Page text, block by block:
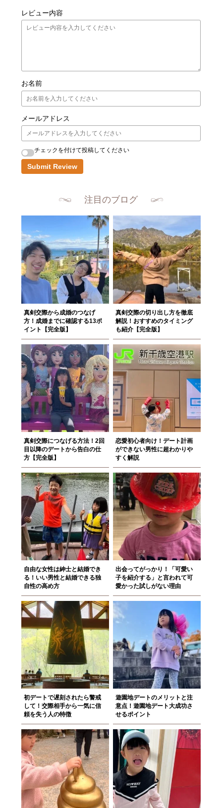
レビュー内容
お名前
メールアドレス
チェックを付けて投稿してください
Submit Review
注目のブログ
真剣交際から成婚のつなげ
方！成婚までに確認する13ポ
イント【完全版】
真剣交際の切り出し方を徹底
解説！おすすめのタイミング
も紹介【完全版】
真剣交際につなげる方法！2回
目以降のデートから告白の仕
方【完全版】
恋愛初心者向け！デート計画
ができない男性に超わかりや
すく解説
自由な女性は紳士と結婚でき
る！いい男性と結婚できる独
自性の高め方
出会ってがっかり！「可愛い
子を紹介する」と言われて可
愛かった試しがない理由
初デートで遅刻されたら警戒
して！交際相手から一気に信
頼を失う人の特徴
遊園地デートのメリットと注
意点！遊園地デート大成功さ
せるポイント